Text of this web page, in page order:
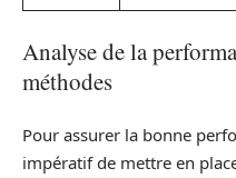
Analyse de la
méthodes
Pour assurer la bonne
impératif de mettre en